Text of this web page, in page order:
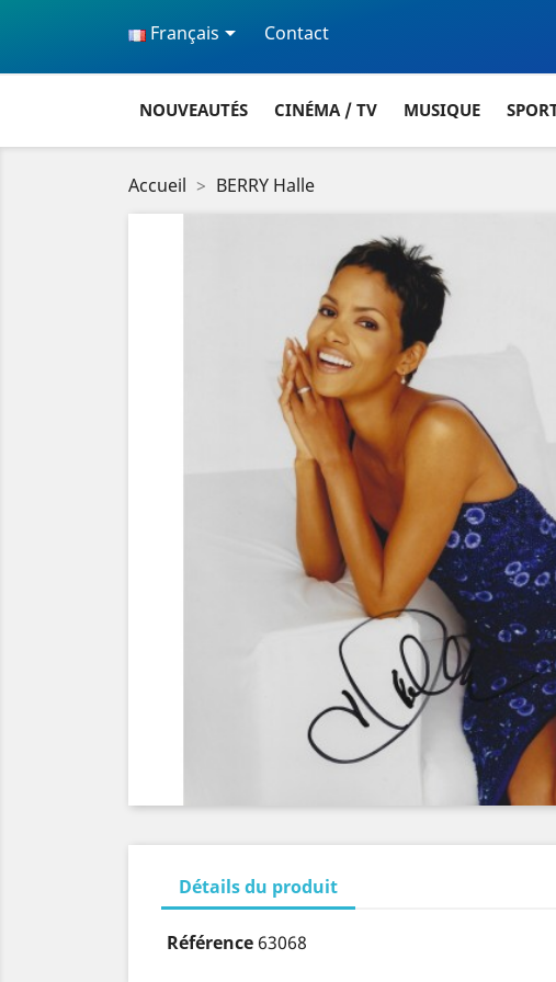
Français Contact
NOUVEAUTÉS CINÉMA / TV MUSIQUE
Accueil BERRY Halle
Détails du produit
Référence 63068